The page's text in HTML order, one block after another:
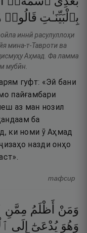
بِٱلْبَيِّنَـٰتِ قَالُوا۟
иннӣ расулуллоҳи
мина-т-Тавроти ва
Аҳмад. Фа ламма
мубӣн.
гуфт: «Эй бани
пайғамбари
аз ман нозил
ба
ки номи ӯ Аҳмад
назди онҳо
тафсир
وَمَنْ أَظْلَمُ مِمَّنِ
وَهُوَ يُدْعَىٰٓ إِلَى